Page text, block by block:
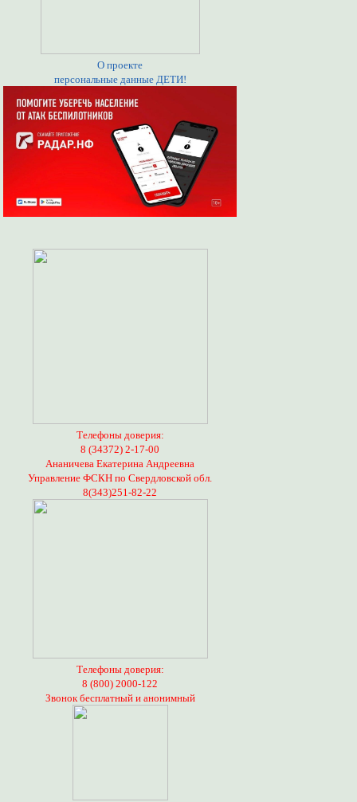
О проекте
персональные данные ДЕТИ!
Телефоны доверия:
8 (34372) 2-17-00
Ананичева Екатерина Андреевна
Управление ФСКН по Свердловской обл.
8(343)251-82-22
Телефоны доверия:
8 (800) 2000-122
Звонок бесплатный и анонимный